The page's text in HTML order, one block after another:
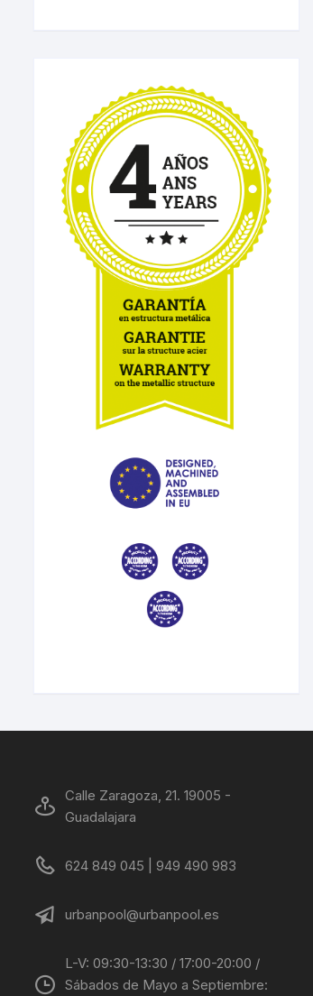
Calle Zaragoza, 21. 19005 -
Guadalajara
624 849 045 | 949 490 983
urbanpool@urbanpool.es
L-V: 09:30-13:30 / 17:00-20:00 /
Sábados de Mayo a Septiembre: